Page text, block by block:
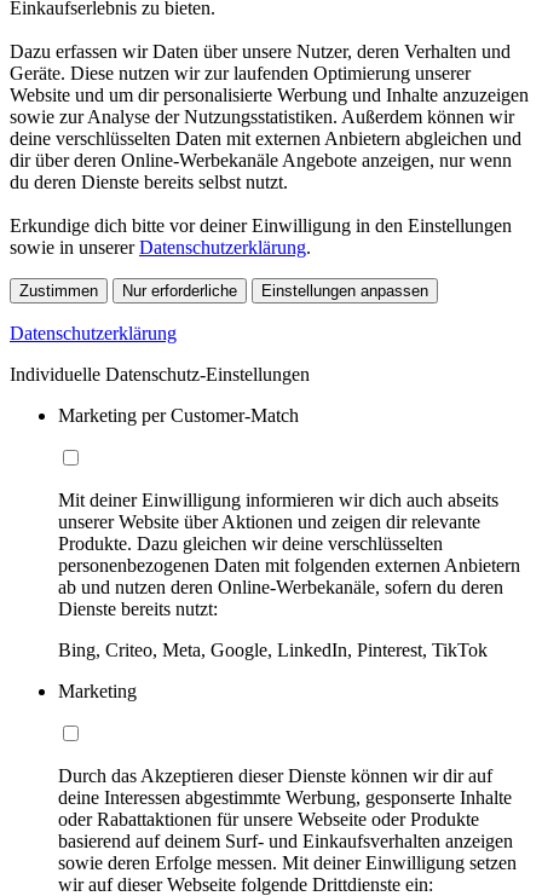
Einkaufserlebnis zu bieten.
Dazu erfassen wir Daten über unsere Nutzer, deren Verhalten und
Geräte. Diese nutzen wir zur laufenden Optimierung unserer
Website und um dir personalisierte Werbung und Inhalte anzuzeigen
sowie zur Analyse der Nutzungsstatistiken. Außerdem können wir
deine verschlüsselten Daten mit externen Anbietern abgleichen und
dir über deren Online-Werbekanäle Angebote anzeigen, nur wenn
du deren Dienste bereits selbst nutzt.
Erkundige dich bitte vor deiner Einwilligung in den Einstellungen
sowie in unsererDatenschutzerklärung.
Zustimmen Nur erforderliche Einstellungen anpassen
Datenschutzerklärung
Individuelle Datenschutz-Einstellungen
Marketing per Customer-Match
Mit deiner Einwilligung informieren wir dich auch abseits
unserer Website über Aktionen und zeigen dir relevante
Produkte. Dazu gleichen wir deine verschlüsselten
personenbezogenen Daten mit folgenden externen Anbietern
ab und nutzen deren Online-Werbekanäle, sofern du deren
Dienste bereits nutzt:
Bing, Criteo, Meta, Google, LinkedIn, Pinterest, TikTok
Marketing
Durch das Akzeptieren dieser Dienste können wir dir auf
deine Interessen abgestimmte Werbung, gesponserte Inhalte
oder Rabattaktionen für unsere Webseite oder Produkte
basierend auf deinem Surf- und Einkaufsverhalten anzeigen
sowie deren Erfolge messen. Mit deiner Einwilligung setzen
wir auf dieser Webseite folgende Drittdienste ein: